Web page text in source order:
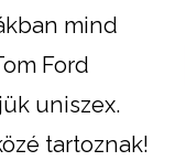
mind
Ford
uniszex.
tartoznak!